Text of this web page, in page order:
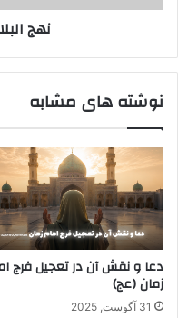
نهج
نوشته های مشابه
دعا و نقش آن در تعجیل فرج
زمان (عج)
31 آگوست, 2025